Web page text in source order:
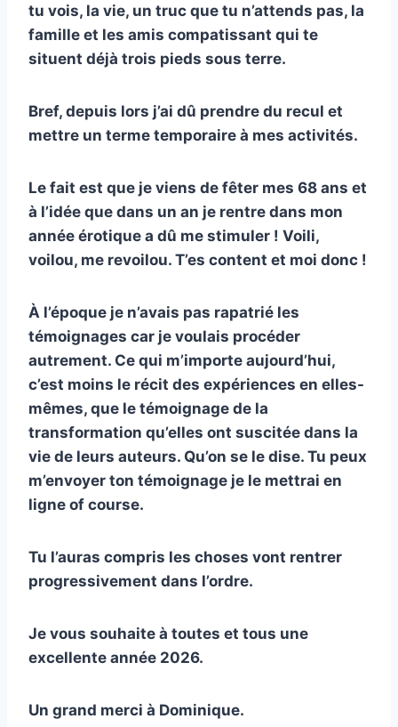
tu vois, la vie, un truc que tu n’attends pas, la
famille et les amis compatissant qui te
situent déjà trois pieds sous terre.
Bref, depuis lors j’ai dû prendre du recul et
mettre un terme temporaire à mes activités.
Le fait est que je viens de fêter mes 68 ans et
à l’idée que dans un an je rentre dans mon
année érotique a dû me stimuler ! Voili,
voilou, me revoilou. T’es content et moi donc !
À l’époque je n’avais pas rapatrié les
témoignages car je voulais procéder
autrement. Ce qui m’importe aujourd’hui,
c’est moins le récit des expériences en elles-
mêmes, que le témoignage de la
transformation qu’elles ont suscitée dans la
vie de leurs auteurs. Qu’on se le dise. Tu peux
m’envoyer ton témoignage je le mettrai en
ligne of course.
Tu l’auras compris les choses vont rentrer
progressivement dans l’ordre.
Je vous souhaite à toutes et tous une
excellente année 2026.
Un grand merci à Dominique.